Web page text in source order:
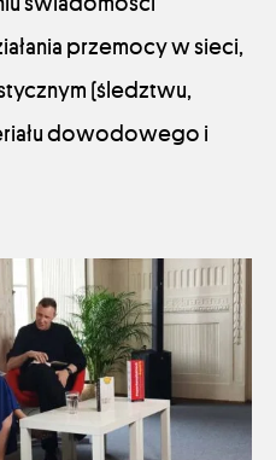
przemocy w sieci,
(śledztwu,
dowodowego i